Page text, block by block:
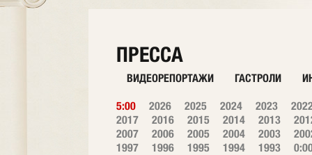
ПРЕССА
ВИДЕОРЕПОРТАЖИ ГАСТРОЛИ
5:00 2026 2025 2024 2023
2017
2016 2015 2014 2013
2007
2006 2005 2004 2003
1997
1996 1995 1994 1993